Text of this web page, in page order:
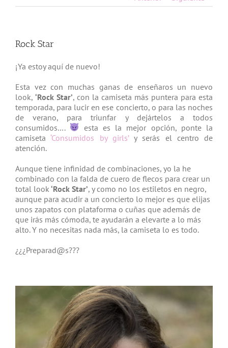
Rock Star
¡Ya estoy aquí de nuevo!
Esta vez con muchas ganas de enseñaros un nuevo
look, ‘Rock Star’, con la camiseta más puntera para esta
temporada, para lucir en ese concierto, o para las noches
de verano, para triunfar y dejártelos a todos
consumidos….
esta es la mejor opción, ponte la
camiseta‘Consumidos by girls’y serás el centro de
atención.
Aunque tiene infinidad de combinaciones, yo la he
combinado con la falda de cuero de flecos para crear un
total look ‘Rock Star’, y como no los estiletos en negro,
aunque para acudir a un concierto lo mejor es que elijas
unos zapatos con plataforma o cuñas que además de
que irás más cómoda, te ayudarán a elevarte a lo más
alto. Y no necesitas nada más, la camiseta lo es todo.
¿¿¿Preparad@s???